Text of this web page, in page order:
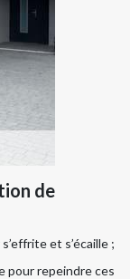
de
et s’écaille ;
pour repeindre ces